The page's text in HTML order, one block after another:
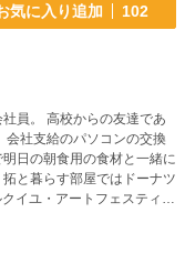
気に入り追加 102
員。 高校からの友達であ
会社支給のパソコンの交換
日の朝食用の食材と一緒に
と暮らす部屋ではドーナツ
しいごはんBL』に参加中